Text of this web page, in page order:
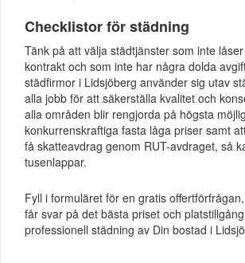
Checklistor för städning
Tänk på att välja städtjänster som inte
kontrakt och som inte har några dolda
städfirmor i Lidsjöberg använder sig utav
alla jobb för att säkerställa kvalitet och
alla områden blir rengjorda på högsta
konkurrenskraftiga fasta låga priser samt
få skatteavdrag genom RUT-avdraget, så
tusenlappar.
Fyll i formuläret för en gratis
får svar på det bästa priset och
professionell städning av Din bostad i